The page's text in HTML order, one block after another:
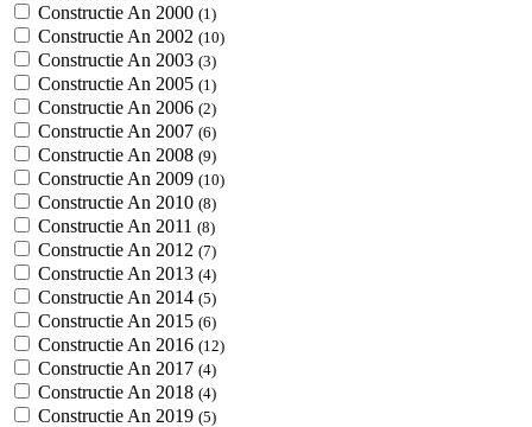
Constructie An 2000 (1)
Constructie An 2002 (10)
Constructie An 2003 (3)
Constructie An 2005 (1)
Constructie An 2006 (2)
Constructie An 2007 (6)
Constructie An 2008 (9)
Constructie An 2009 (10)
Constructie An 2010 (8)
Constructie An 2011 (8)
Constructie An 2012 (7)
Constructie An 2013 (4)
Constructie An 2014 (5)
Constructie An 2015 (6)
Constructie An 2016 (12)
Constructie An 2017 (4)
Constructie An 2018 (4)
Constructie An 2019 (5)